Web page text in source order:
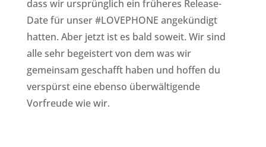
dass wir ursprünglich ein früheres Release-
Date für unser #LOVEPHONE angekündigt
hatten. Aber jetzt ist es bald soweit. Wir sind
alle sehr begeistert von dem was wir
gemeinsam geschafft haben und hoffen du
verspürst eine ebenso überwältigende
Vorfreude wie wir.